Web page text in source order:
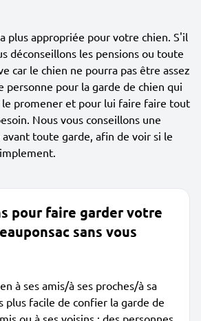
plus appropriée pour votre chien. S'il
déconseillons les pensions ou toute
car le chien ne pourra pas être assez
personne pour la garde de chien qui
le promener et pour lui faire faire tout
Nous vous conseillons une
toute garde, afin de voir si le
pour faire garder votre
sans vous
à ses amis/à ses proches/à sa
plus facile de confier la garde de
ou à ses voisins ; des personnes